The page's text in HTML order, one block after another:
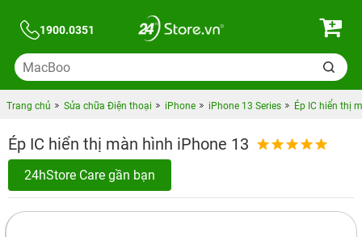
1900.0351
Trang chủ Sửa chữa Điện thoại iPhone iPhone 13 Series Ép IC hiển thị
Ép IC hiển thị màn hình iPhone 13
24hStore Care gần bạn